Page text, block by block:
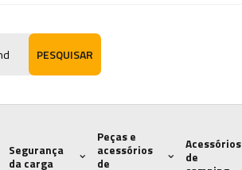
PESQUISAR
Segurança
da carga
Peças e
acessórios
de
Acessórios
de